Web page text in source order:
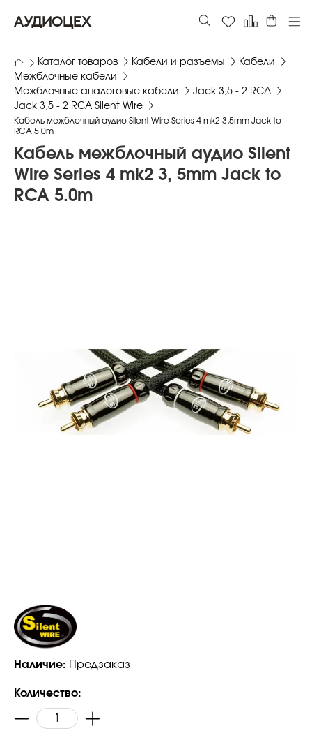
АУДИОЦЕХ
Каталог товаров Кабели и разъемы
Кабели
Межблочные кабели
Межблочные аналоговые кабели
Jack 3,5 - 2 RCA
Jack 3,5 - 2 RCA Silent Wire
Кабель межблочный аудио Silent Wire Series 4 mk2 3,5mm Jack to
RCA 5.0m
Кабель межблочный аудио Silent
Wire Series 4 mk2 3, 5mm Jack to
RCA 5.0m
Наличие: Предзаказ
Количество: